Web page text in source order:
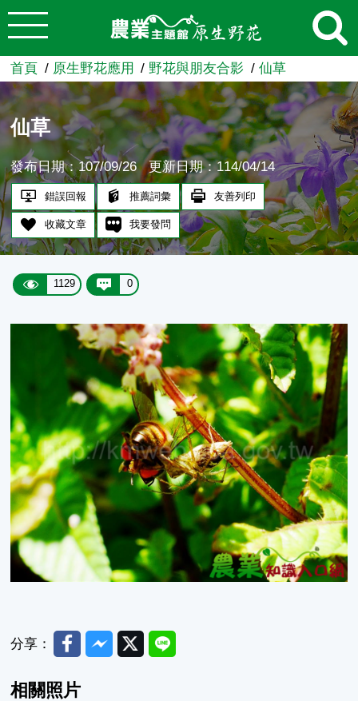
跳到主要內容
農業知識入口網
首頁 原生野花應用 野花與朋友合影 仙草
仙草
發布日期：107/09/26 更新日期：114/04/14
錯誤回報 推薦詞彙 友善列印
收藏文章 我要發問
1129 0
分享： FacebookMessenger
TwitterLine
相關照片